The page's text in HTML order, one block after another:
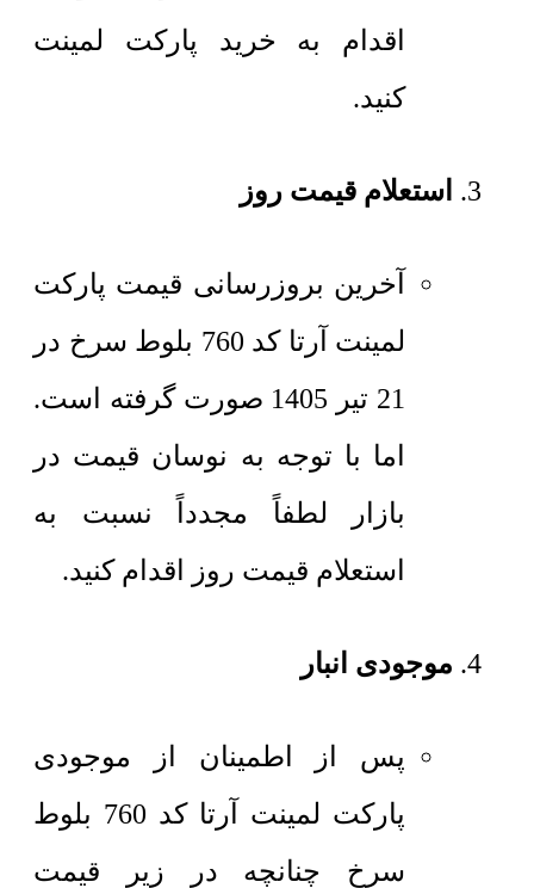
اقدام به خرید پارکت لمینت
کنید.
استعلام قیمت روز
آخرین بروزرسانی قیمت پارکت
لمینت آرتا کد 760 بلوط سرخ در
21 تیر 1405 صورت گرفته است.
اما با توجه به نوسان قیمت در
بازار لطفاً مجدداً نسبت به
استعلام قیمت روز اقدام کنید.
موجودی انبار
پس از اطمینان از موجودی
پارکت لمینت آرتا کد 760 بلوط
سرخ چنانچه در زیر قیمت